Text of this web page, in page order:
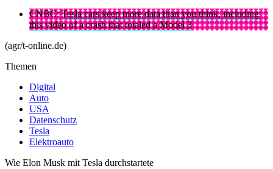
CNBC:Tesla cars keep more data than you think, including
this video of a crash that totaled a Model 3
(agr/t-online.de)
Themen
Digital
Auto
USA
Datenschutz
Tesla
Elektroauto
Wie Elon Musk mit Tesla durchstartete